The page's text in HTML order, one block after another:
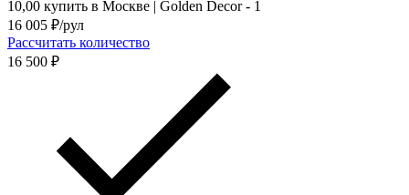
16 005 ₽/рул
Рассчитать количество
16 500 ₽